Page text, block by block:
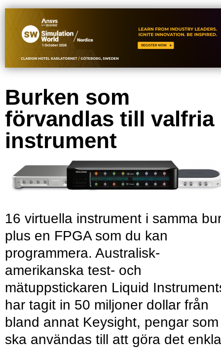
Burken som
förvandlas till valfria
instrument
16 virtuella instrument i samma
plus en FPGA som du kan
programmera. Australisk-
amerikanska test- och
mätuppstickaren Liquid
har tagit in 50 miljoner dollar från
bland annat Keysight, pengar som
ska användas till att göra det